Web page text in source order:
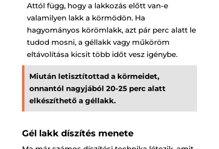
Attól függ, hogy a lakkozás előtt van-e
valamilyen lakk a körmödön. Ha
hagyományos körömlakk, azt pár perc alatt le
tudod mosni, a géllakk vagy műköröm
eltávolítása kicsit több időt vesz igénybe.
Miután letisztítottad a körmeidet,
onnantól nagyjából 20-25 perc alatt
elkészíthető a géllakk.
Gél lakk díszítés menete